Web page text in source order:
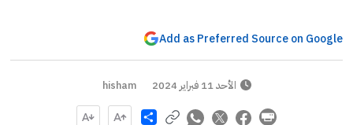
Add as Preferred Source on Google
الأحد 11 فبراير 2024 hisham
Share